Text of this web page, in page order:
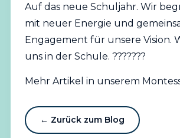
Auf das neue Schuljahr. Wir
mit neuer Energie und
Engagement für unsere Vision.
uns in der Schule. ???????
Mehr Artikel in unserem
← Zurück zum Blog